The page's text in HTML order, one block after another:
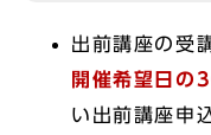
出前講座の受
開催希望日の
い出前講座申